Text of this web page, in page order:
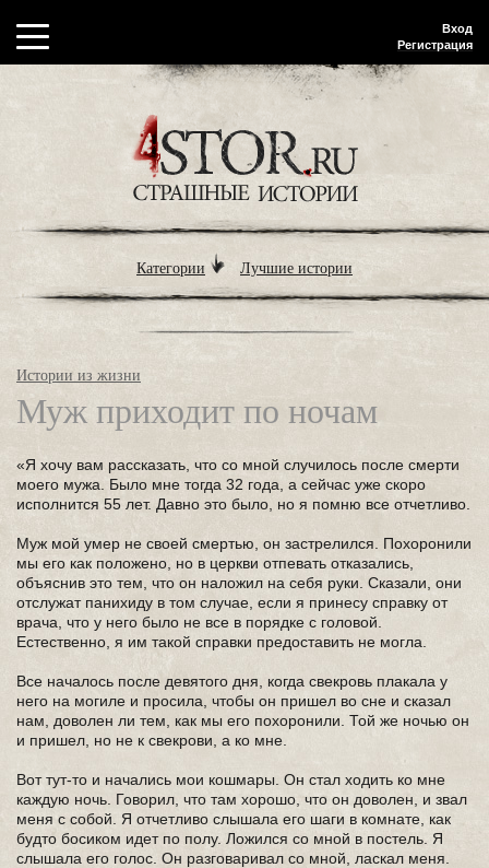
Вход
Регистрация
Категории Лучшие истории
Истории из жизни
Муж приходит по ночам
«Я хочу вам рассказать, что со мной случилось после смерти
моего мужа. Было мне тогда 32 года, а сейчас уже скоро
исполнится 55 лет. Давно это было, но я помню все отчетливо.
Муж мой умер не своей смертью, он застрелился. Похоронили
мы его как положено, но в церкви отпевать отказались,
объяснив это тем, что он наложил на себя руки. Сказали, они
отслужат панихиду в том случае, если я принесу справку от
врача, что у него было не все в порядке с головой.
Естественно, я им такой справки предоставить не могла.
Все началось после девятого дня, когда свекровь плакала у
него на могиле и просила, чтобы он пришел во сне и сказал
нам, доволен ли тем, как мы его похоронили. Той же ночью он
и пришел, но не к свекрови, а ко мне.
Вот тут-то и начались мои кошмары. Он стал ходить ко мне
каждую ночь. Говорил, что там хорошо, что он доволен, и звал
меня с собой. Я отчетливо слышала его шаги в комнате, как
будто босиком идет по полу. Ложился со мной в постель. Я
слышала его голос. Он разговаривал со мной, ласкал меня.